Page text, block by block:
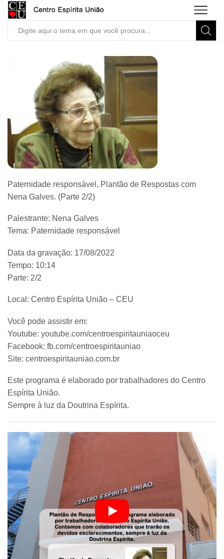
Search
Paternidade responsável, Plantão de Respostas com
Nena Galves. (Parte 2/2)
Palestrante: Nena Galves
Tema: Paternidade responsável
Data da gravação: 17/08/2022
Tempo: 10:14
Parte: 2/2
Local: Centro Espírita União – CEU
Você pode assistir em:
Youtube: youtube.com/centroespiritauniaoceu
Facebook: fb.com/centroespiritauniao
Site: centroespiritauniao.com.br
Este programa é elaborado por trabalhadores do Centro
Espírita União.
Sempre à luz da Doutrina Espírita.